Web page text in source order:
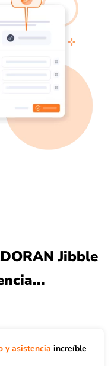
Jibble
y asistencia increíble